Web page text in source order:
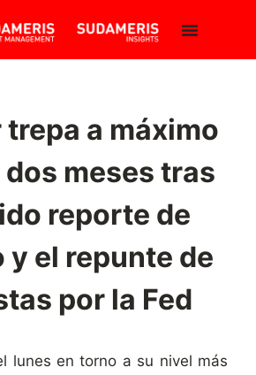
trepa a máximo
meses tras
reporte de
y el repunte de
por la Fed
lunes en torno a su nivel más